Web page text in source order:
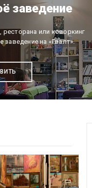
заведение
ресторана или коворкинг
заведение на «Гвалт».